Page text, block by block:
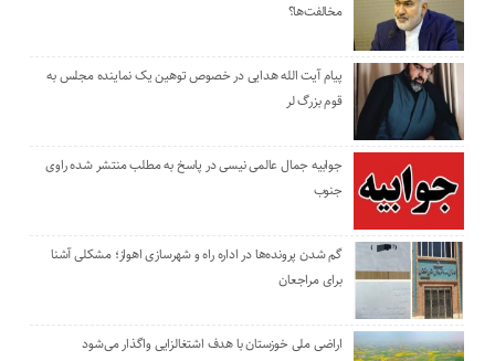
مخالفت‌ها؟
پیام آیت الله هدایی در خصوص توهین یک نماینده مجلس به
قوم بزرگ لر
جوابیه جمال عالمی نیسی در پاسخ به مطلب منتشر شده راوی
جنوب
گم شدن پرونده‌ها در اداره راه و شهرسازی اهواز؛ مشکلی آشنا
برای مراجعان
اراضی ملی خوزستان با هدف اشتغالزایی واگذار می‌شود